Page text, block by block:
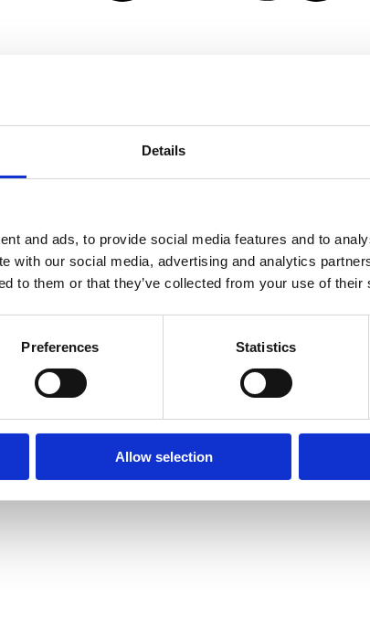
Details
and ads, to provide social media features and to
with our social media, advertising and analytics
to them or that they’ve collected from your use of their
Preferences Statistics
Allow selection